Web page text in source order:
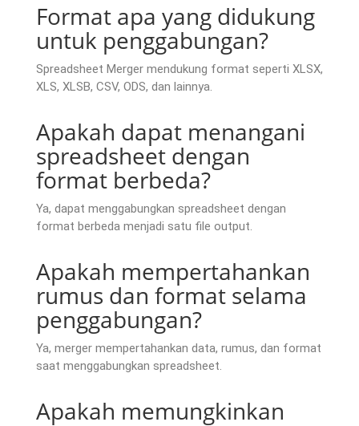
Format apa yang didukung
untuk penggabungan?
Spreadsheet Merger mendukung format seperti XLSX,
XLS, XLSB, CSV, ODS, dan lainnya.
Apakah dapat menangani
spreadsheet dengan
format berbeda?
Ya, dapat menggabungkan spreadsheet dengan
format berbeda menjadi satu file output.
Apakah mempertahankan
rumus dan format selama
penggabungan?
Ya, merger mempertahankan data, rumus, dan format
saat menggabungkan spreadsheet.
Apakah memungkinkan